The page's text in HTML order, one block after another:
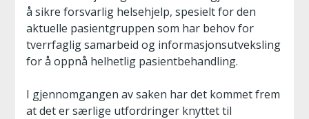
å sikre forsvarlig helsehjelp, spesielt for den
aktuelle pasientgruppen som har behov for
tverrfaglig samarbeid og informasjonsutveksling
for å oppnå helhetlig pasientbehandling.
I gjennomgangen av saken har det kommet frem
at det er særlige utfordringer knyttet til